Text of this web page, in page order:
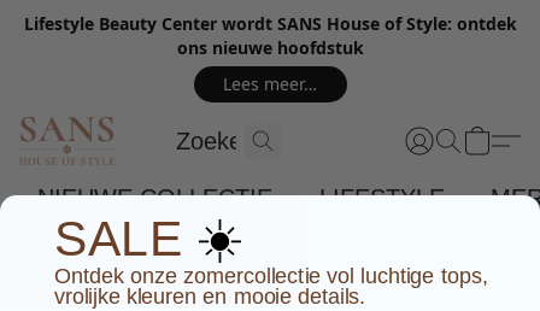
Lifestyle Beauty Center wordt SANS House of Style: ontdek
ons nieuwe hoofdstuk
Lees meer…
NIEUWE COLLECTIE LIFESTYLE
SALE ☀️
Ontdek onze zomercollectie vol luchtige tops,
vrolijke kleuren en mooie details.